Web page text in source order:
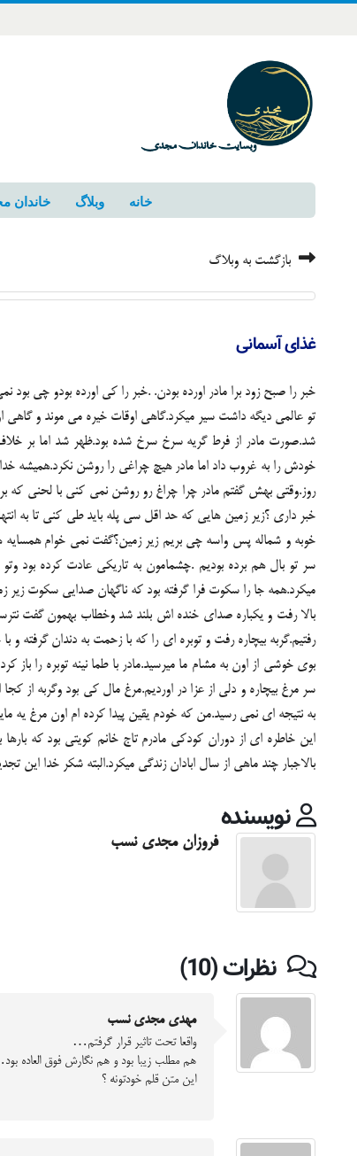
خانه وبلاگ خاندان
بازگشت به وبلاگ
غذای آسمانی
خبر را صبح زود برا مادر اورده بودن. .خبر را کی اورده بودو چی
تو عالمی دیگه داشت سیر میکرد.گاهی اوقات خیره می موند و
شد.صورت مادر از فرط گریه سرخ سرخ شده بود.ظهر شد اما بر
خودش را به غروب داد اما مادر هیچ چراغی را روشن نکرد.همیشه
روز.وقتی بهش گفتم مادر چرا چراغ رو روشن نمی کنی با لحنی که
خبر داری ؟زیر زمین هایی که حد اقل سی پله باید طی کنی تا به
خوبه و شماله پس واسه چی بریم زیر زمین؟گفت نمی خوام
سر تو بال هم برده بودیم .چشمامون به تاریکی عادت کرده بود
میکرد.همه جا را سکوت فرا گرفته بود که ناگهان صدایی سکوت زیر
بالا رفت و یکباره صدای خنده اش بلند شد وخطاب بهمون گفت
رفتیم.گربه بیچاره رفت و توبره ای را که با زحمت به دندان گرفته
بوی خوشی از اون به مشام ما میرسید.مادر با طما نینه توبره را
سر مرغ بیچاره و دلی از عزا در اوردیم.مرغ مال کی بود وگربه از
به نتیجه ای نمی رسید.من که خودم یقین پیدا کرده ام اون مرغ یه
این خاطره ای از دوران کودکی مادرم تاج خانم کویتی بود که
بالاجبار چند ماهی از سال ابادان زندگی میکرد.البته شکر خدا
نویسنده
فروزان مجدی نسب
نظرات (10)
مهدی مجدی نسب
واقعا تحت تاثیر قرار گرفتم…
هم مطلب زیبا بود و هم نگارش فوق العاده
این متن قلم خودتونه ؟